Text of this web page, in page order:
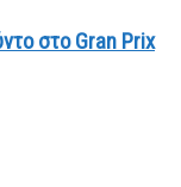
στο Gran Prix